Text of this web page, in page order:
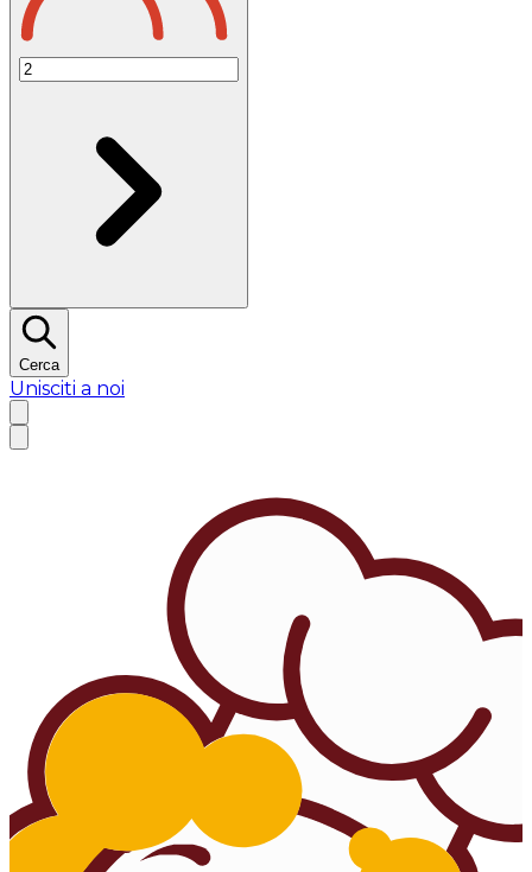
Cerca
Unisciti a noi